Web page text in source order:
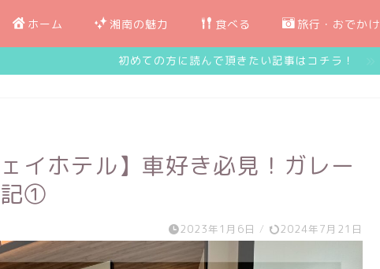
ホーム 湘南の魅力 食べる 旅行・おでかけ
初めての方に読んで頂きたい記事はコチラ！
イホテル】車好き必見！ガレー
記①
2023年1月6日 / 2024年7月21日